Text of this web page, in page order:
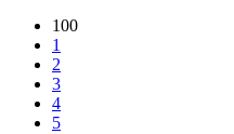
100
1
2
3
4
5